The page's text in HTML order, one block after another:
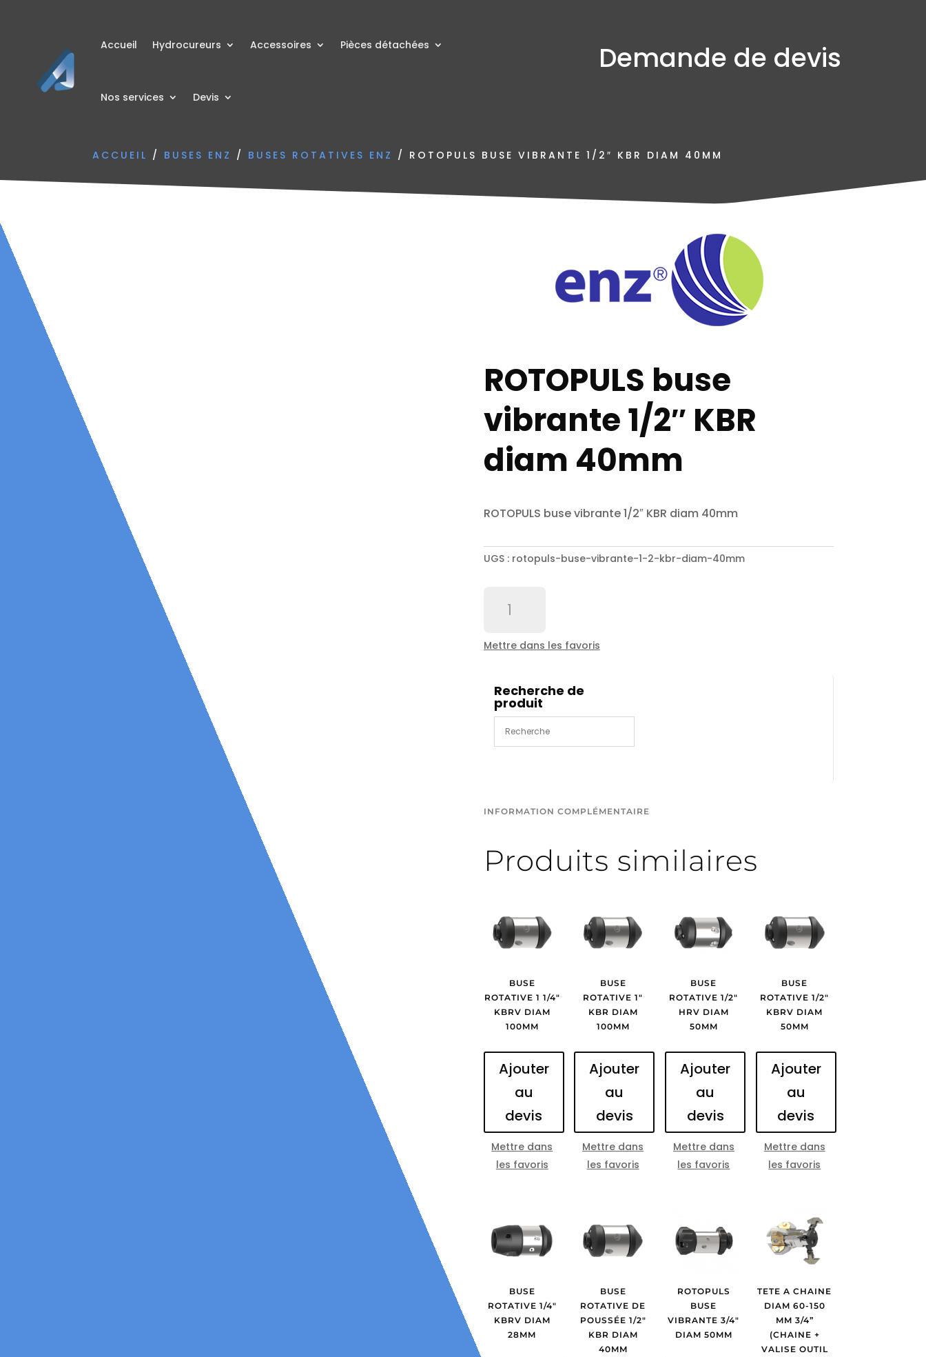
Accueil Hydrocureurs Accessoires Pièces détachées
Nos services Devis
Demande de devis
ACCUEIL / BUSES ENZ / BUSES ROTATIVES ENZ / ROTOPULS BUSE VIBRANTE 1/2″ KBR DIAM 40MM
ROTOPULS buse
vibrante 1/2″ KBR
diam 40mm
ROTOPULS buse vibrante 1/2″ KBR diam 40mm
UGS : rotopuls-buse-vibrante-1-2-kbr-diam-40mm
buse
KBR
diam
40mm
Mettre dans les favoris
Recherche de
produit
INFORMATION COMPLÉMENTAIRE
Produits similaires
BUSE
ROTATIVE 1 1/4″
KBRV DIAM
100MM
Ajouter
au
devis
Mettre dans
les favoris
BUSE
ROTATIVE 1″
KBR DIAM
100MM
Ajouter
au
devis
Mettre dans
les favoris
BUSE
ROTATIVE 1/2″
HRV DIAM
50MM
Ajouter
au
devis
Mettre dans
les favoris
BUSE
ROTATIVE 1/2″
KBRV DIAM
50MM
Ajouter
au
devis
Mettre dans
les favoris
BUSE
ROTATIVE 1/4″
KBRV DIAM
28MM
BUSE
ROTATIVE DE
POUSSÉE 1/2″
KBR DIAM
40MM
ROTOPULS
BUSE
VIBRANTE 3/4″
DIAM 50MM
TETE A CHAINE
DIAM 60-150
MM 3/4”
(CHAINE +
VALISE OUTIL